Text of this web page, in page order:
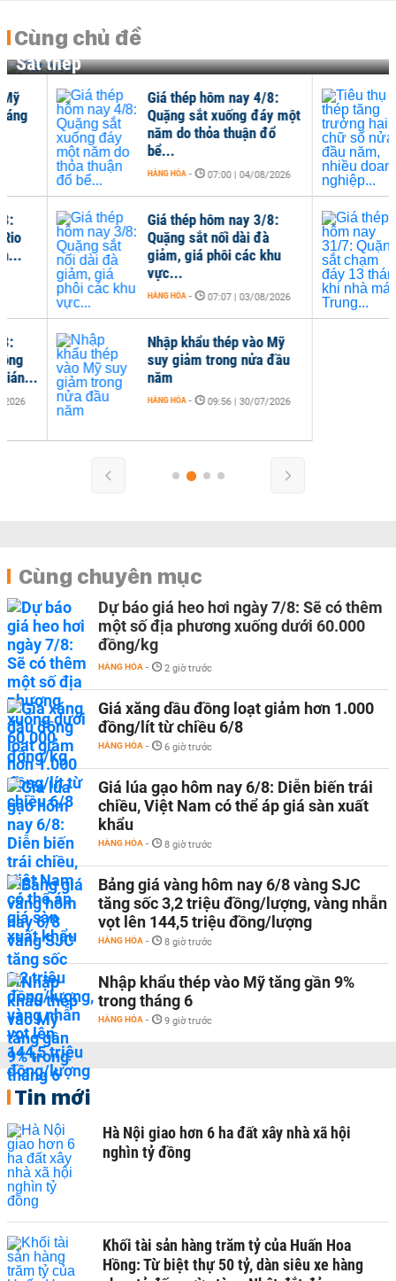
Cùng chủ đề
Sắt thép
Giá thép hôm nay 4/8:
Quặng sắt xuống đáy một
năm do thỏa thuận đổ
bể...
HÀNG HÓA - 07:00 | 04/08/2026
Giá thép hôm nay 3/8:
Quặng sắt nối dài đà
giảm, giá phôi các khu
vực...
HÀNG HÓA - 07:07 | 03/08/2026
hai
HÀNG
HÀNG
Nhập khẩu thép vào Mỹ
suy giảm trong nửa đầu
năm
HÀNG HÓA - 09:56 | 30/07/2026
Cùng chuyên mục
Dự báo giá heo hơi ngày 7/8: Sẽ có thêm
một số địa phương xuống dưới 60.000
đồng/kg
HÀNG HÓA - 2 giờ trước
Giá xăng dầu đồng loạt giảm hơn 1.000
đồng/lít từ chiều 6/8
HÀNG HÓA - 6 giờ trước
Giá lúa gạo hôm nay 6/8: Diễn biến trái
chiều, Việt Nam có thể áp giá sàn xuất
khẩu
HÀNG HÓA - 8 giờ trước
Bảng giá vàng hôm nay 6/8 vàng SJC
tăng sốc 3,2 triệu đồng/lượng, vàng nhẫn
vọt lên 144,5 triệu đồng/lượng
HÀNG HÓA - 8 giờ trước
Nhập khẩu thép vào Mỹ tăng gần 9%
trong tháng 6
HÀNG HÓA - 9 giờ trước
Tin mới
Hà Nội giao hơn 6 ha đất xây nhà xã hội
nghìn tỷ đồng
Khối tài sản hàng trăm tỷ của Huấn Hoa
Hồng: Từ biệt thự 50 tỷ, dàn siêu xe hàng